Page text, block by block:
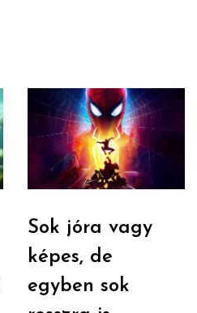
Sok jóra vagy
képes, de
egyben sok